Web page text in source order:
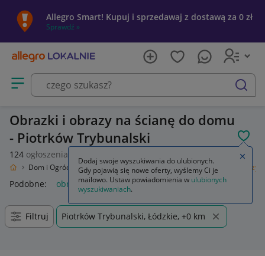
Allegro Smart! Kupuj i sprzedawaj z dostawą za 0 zł
Sprawdź »
Otwórz menu z kategoriami
szukaj
Obrazki i obrazy na ścianę do domu
- Piotrków Trybunalski
124 ogłoszenia
Dom i Ogród Wyposażenie Dekoracje ścienne Obrazki i obrazy
Podobne: obrazy i obrazki malowane ręcznie
Filtruj Piotrków Trybunalski, Łódzkie, +0 km
Dodaj swoje wyszukiwania do ulubionych.
Gdy pojawią się nowe oferty, wyślemy Ci je
mailowo. Ustaw powiadomienia w ulubionych
wyszukiwaniach.